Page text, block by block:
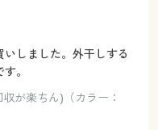
しました。外干しする
。
が楽ちん)（カラー：